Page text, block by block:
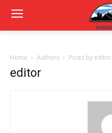
Home Authors Posts by editor
editor